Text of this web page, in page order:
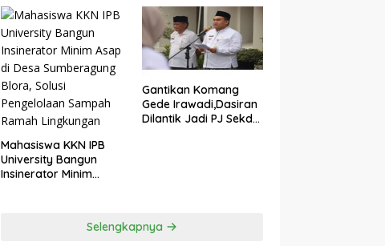
Mahasiswa KKN IPB
University Bangun
Insinerator Minim
Sampah Ramah
Gantikan Komang
Gede Irawadi,Dasiran
Dilantik Jadi PJ Sekda
Selengkapnya